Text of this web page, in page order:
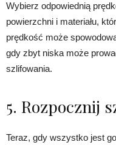
Wybierz odpowiednią
powierzchni i materiału,
prędkość może
gdy zbyt niska może
szlifowania.
5. Rozpocznij
Teraz, gdy wszystko jest